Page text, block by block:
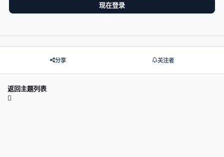
现在登录
分享 关注者
返回主题列表